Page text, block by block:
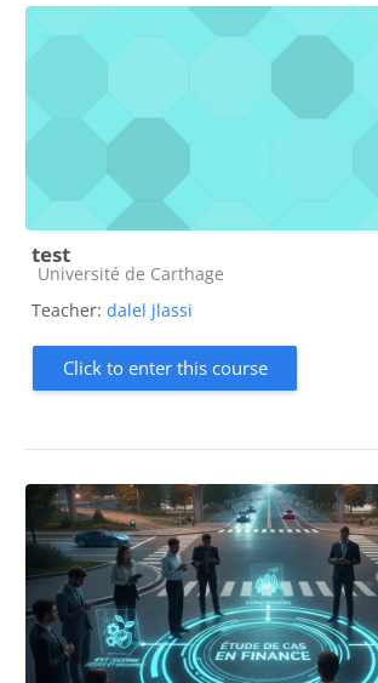
test
Course category
Université de Carthage
Teacher: dalel jlassi
Click to enter this course